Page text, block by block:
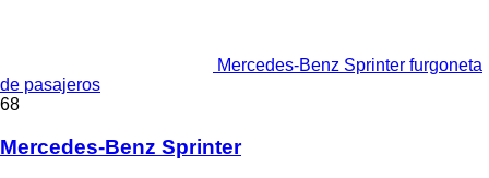
Mercedes-Benz Sprinter furgoneta
de pasajeros
68
Mercedes-Benz Sprinter